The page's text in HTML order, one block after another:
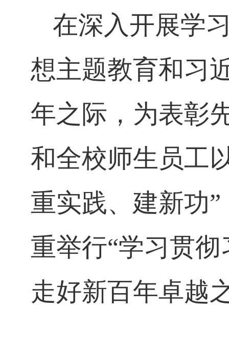
在深入开展学
想主题教育和习
年之际，为表彰
和全校师生员工
重实践、建新功”
重举行“学习贯彻
走好新百年卓越